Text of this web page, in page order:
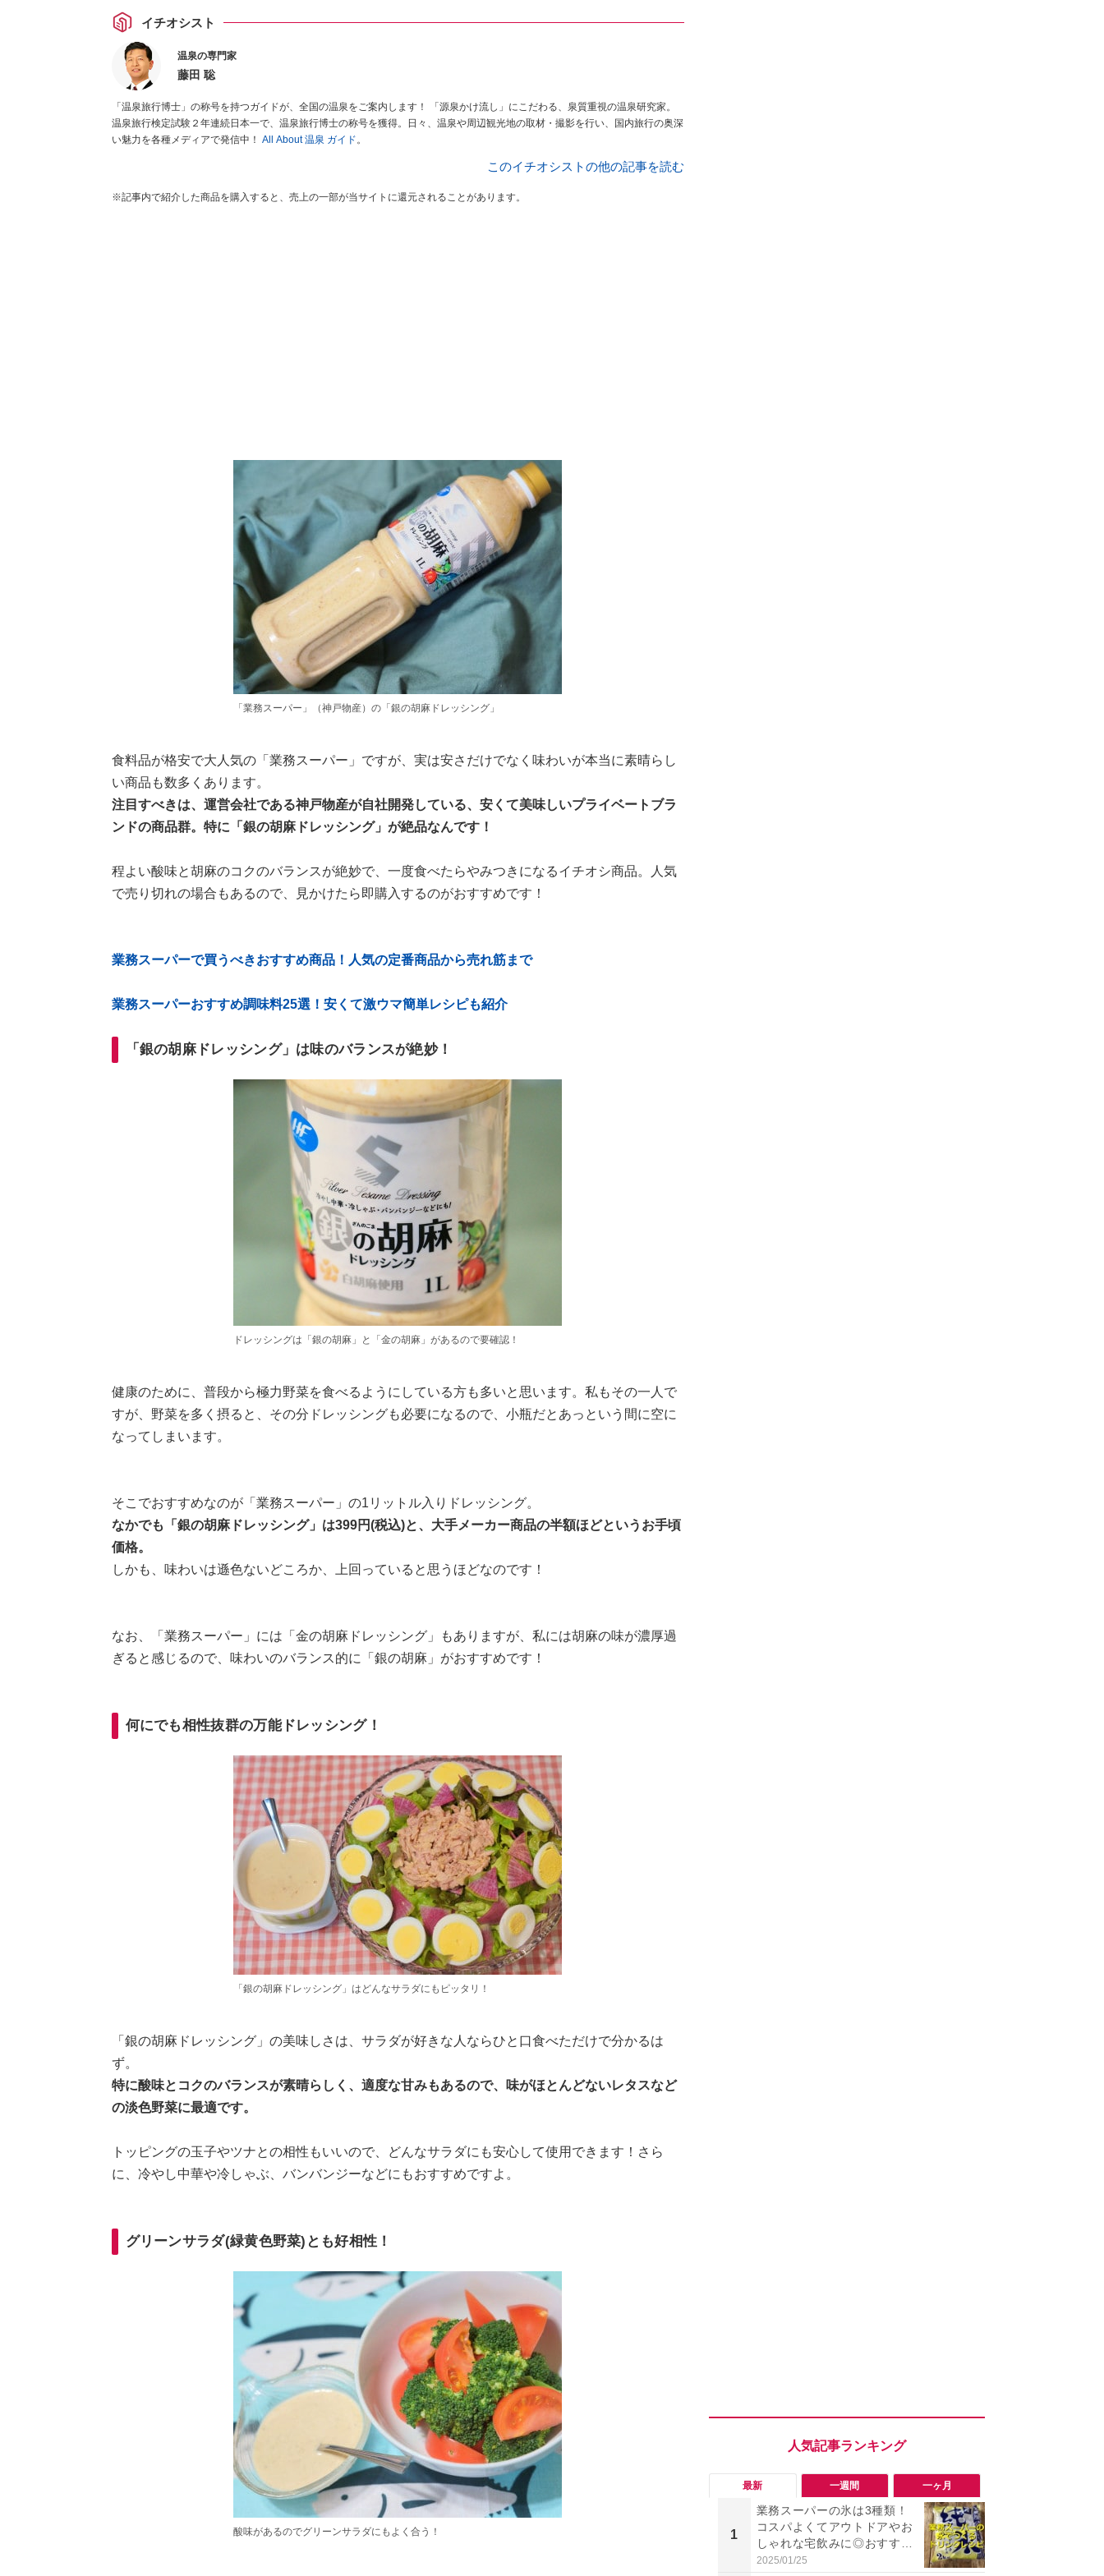
イチオシスト
温泉の専門家
藤田 聡
「温泉旅行博士」の称号を持つガイドが、全国の温泉をご案内します！ 「源泉かけ流し」にこだわる、泉質重視の温泉研究家。
温泉旅行検定試験２年連続日本一で、温泉旅行博士の称号を獲得。日々、温泉や周辺観光地の取材・撮影を行い、国内旅行の奥深
い魅力を各種メディアで発信中！ All About 温泉 ガイド。
このイチオシストの他の記事を読む
※記事内で紹介した商品を購入すると、売上の一部が当サイトに還元されることがあります。
「業務スーパー」（神戸物産）の「銀の胡麻ドレッシング」
食料品が格安で大人気の「業務スーパー」ですが、実は安さだけでなく味わいが本当に素晴らし
い商品も数多くあります。
注目すべきは、運営会社である神戸物産が自社開発している、安くて美味しいプライベートブラ
ンドの商品群。特に「銀の胡麻ドレッシング」が絶品なんです！
程よい酸味と胡麻のコクのバランスが絶妙で、一度食べたらやみつきになるイチオシ商品。人気
で売り切れの場合もあるので、見かけたら即購入するのがおすすめです！
業務スーパーで買うべきおすすめ商品！人気の定番商品から売れ筋まで
業務スーパーおすすめ調味料25選！安くて激ウマ簡単レシピも紹介
「銀の胡麻ドレッシング」は味のバランスが絶妙！
ドレッシングは「銀の胡麻」と「金の胡麻」があるので要確認！
健康のために、普段から極力野菜を食べるようにしている方も多いと思います。私もその一人で
すが、野菜を多く摂ると、その分ドレッシングも必要になるので、小瓶だとあっという間に空に
なってしまいます。
そこでおすすめなのが「業務スーパー」の1リットル入りドレッシング。
なかでも「銀の胡麻ドレッシング」は399円(税込)と、大手メーカー商品の半額ほどというお手頃
価格。
しかも、味わいは遜色ないどころか、上回っていると思うほどなのです！
なお、「業務スーパー」には「金の胡麻ドレッシング」もありますが、私には胡麻の味が濃厚過
ぎると感じるので、味わいのバランス的に「銀の胡麻」がおすすめです！
何にでも相性抜群の万能ドレッシング！
「銀の胡麻ドレッシング」はどんなサラダにもピッタリ！
「銀の胡麻ドレッシング」の美味しさは、サラダが好きな人ならひと口食べただけで分かるは
ず。
特に酸味とコクのバランスが素晴らしく、適度な甘みもあるので、味がほとんどないレタスなど
の淡色野菜に最適です。
トッピングの玉子やツナとの相性もいいので、どんなサラダにも安心して使用できます！さら
に、冷やし中華や冷しゃぶ、バンバンジーなどにもおすすめですよ。
グリーンサラダ(緑黄色野菜)とも好相性！
酸味があるのでグリーンサラダにもよく合う！
最新 一週間 一ヶ月
1
業務スーパーの氷は3種類！
コスパよくてアウトドアやお
しゃれな宅飲みに◎おすすめ
は2kg「純氷 オーロラアイ
2025/01/25